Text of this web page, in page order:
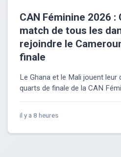
CAN Féminine 2026 :
match de tous les
rejoindre le
finale
Le Ghana et le Mali jouent leur
quarts de finale de la CAN
il y a 8 heures